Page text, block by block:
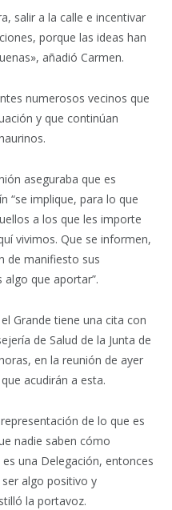
salir a la calle e incentivar
porque las ideas han
añadió Carmen.
numerosos vecinos que
y que continúan
aseguraba que es
“se implique, para lo que
a los que les importe
vivimos. Que se informen,
de manifiesto sus
que aportar”.
Grande tiene una cita con
de Salud de la Junta de
en la reunión de ayer
acudirán a esta.
de lo que es
nadie saben cómo
una Delegación, entonces
algo positivo y
la portavoz.